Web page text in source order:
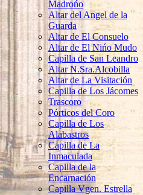
Madrońo
Altar del Angel de la
Guarda
Altar de El Consuelo
Altar de El Nińo Mudo
Capilla de San Leandro
Altar N.Sra.Alcobilla
Altar de La Visitación
Capilla de Los Jácomes
Trascoro
Pórticos del Coro
Capilla de Los
Alabastros
Capilla de La
Inmaculada
Capilla de la
Encarnación
Capilla Vgen. Estrella